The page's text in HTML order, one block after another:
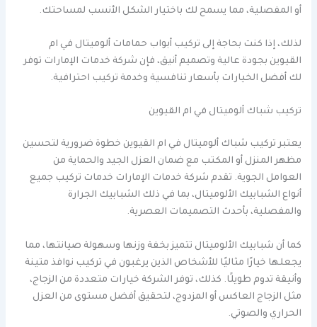
أو المفصلية، مما يسمح لك باختيار الشكل الأنسب لمساحتك.
لذلك، إذا كنت بحاجة إلى تركيب أبواب حمامات ألوميتال في ام
القيوين بجودة عالية وتصميم أنيق، فإن شركة خدمات الإمارات توفر
لك أفضل الخيارات بأسعار تنافسية وخدمة تركيب احترافية.
تركيب شباك ألوميتال في ام القيوين
يعتبر تركيب شباك ألوميتال في ام القيوين خطوة ضرورية لتحسين
مظهر المنزل أو المكتب مع ضمان العزل الجيد والحماية من
العوامل الجوية. تقدم شركة خدمات الإمارات خدمات تركيب جميع
أنواع الشبابيك الألوميتال، بما في ذلك الشبابيك الجرارة
والمفصلية، بأحدث التصميمات العصرية.
كما أن شبابيك الألوميتال تتميز بخفة وزنها وسهولة صيانتها، مما
يجعلها خيارًا مثاليًا للأشخاص الذين يرغبون في تركيب نوافذ متينة
وأنيقة تدوم طويلًا. كذلك، توفر الشركة خيارات متعددة من الزجاج،
مثل الزجاج العاكس أو المزدوج، لتحقيق أفضل مستوى من العزل
الحراري والصوتي.